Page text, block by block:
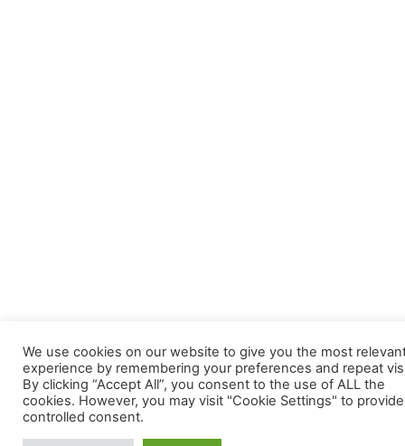
We use cookies on our website to give you the most
experience by remembering your preferences and repeat
By clicking “Accept All”, you consent to the use of ALL the
cookies. However, you may visit "Cookie Settings" to
controlled consent.